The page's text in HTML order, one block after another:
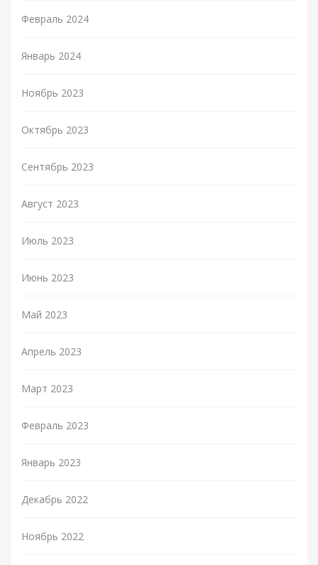
Февраль 2024
Январь 2024
Ноябрь 2023
Октябрь 2023
Сентябрь 2023
Август 2023
Июль 2023
Июнь 2023
Май 2023
Апрель 2023
Март 2023
Февраль 2023
Январь 2023
Декабрь 2022
Ноябрь 2022